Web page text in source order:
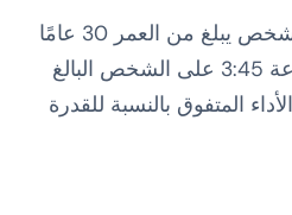
تسمح الدرجات المتدرجة حسب العمر بمقارنة ذات مغزى بين شخص يبلغ من العمر 70 عامًا وشخص يبلغ من العمر 30 عامًا
يشاركون في سباق الماراثون. قد يتفوق الشخص البالغ من العمر 70 عامًا الذي يركض في الساعة 3:45 على الشخص البالغ
يعكس الأداء المتفوق بالنسبة للقدرة